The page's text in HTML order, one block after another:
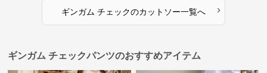
ギンガム チェックのカットソー一覧へ ›
ギンガム チェックパンツのおすすめアイテム